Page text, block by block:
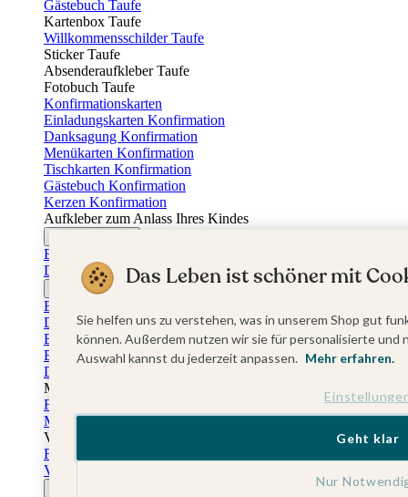
Gästebuch Taufe
Kartenbox Taufe
Willkommensschilder Taufe
Sticker Taufe
Absenderaufkleber Taufe
Fotobuch Taufe
Konfirmationskarten
Einladungskarten Konfirmation
Danksagung Konfirmation
Menükarten Konfirmation
Tischkarten Konfirmation
Gästebuch Konfirmation
Kerzen Konfirmation
Aufkleber zum Anlass Ihres Kindes
Einladungskarten Firmung
Dankeskarten Firmung
Jugendweihekarten
Einladungskarten Jugendweihe
Dankeskarten Jugendweihe
Einschulungskarten
Einladungskarten Einschulung
Danksagung Einschulung
Muttertag
Fotogeschenke Muttertag
Muttertagskarten
Vatertag
Fotogeschenke Vatertag
Vatertagskarten
Das Leben ist schöner mit
Sie helfen uns zu verstehen, was in unserem Shop gut
können. Außerdem nutzen wir sie für personalisierte
Auswahl kannst du jederzeit anpassen. Mehr erfahren.
Nur
Geht klar